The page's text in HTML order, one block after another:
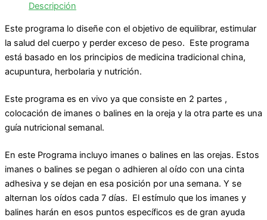
cantidad
Descripción
Este programa lo diseñe con el objetivo de equilibrar, estimular
la salud del cuerpo y perder exceso de peso. Este programa
está basado en los principios de medicina tradicional china,
acupuntura, herbolaria y nutrición.
Este programa es en vivo ya que consiste en 2 partes ,
colocación de imanes o balines en la oreja y la otra parte es una
guía nutricional semanal.
En este Programa incluyo imanes o balines en las orejas. Estos
imanes o balines se pegan o adhieren al oído con una cinta
adhesiva y se dejan en esa posición por una semana. Y se
alternan los oídos cada 7 días. El estímulo que los imanes y
balines harán en esos puntos específicos es de gran ayuda